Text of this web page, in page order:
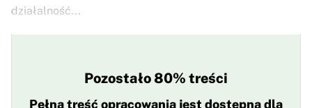
działalność...
Pozostało 80% treści
Pełna treść opracowania jest dostępna dla